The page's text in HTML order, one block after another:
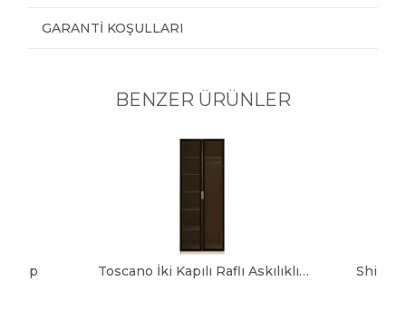
GARANTI KOŞULLARI
BENZER ÜRÜNLER
Toscano İki Kapılı Raflı Askılıklı Dolap Shine